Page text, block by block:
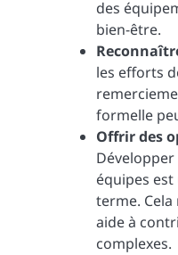
des
bien-être.
les efforts
formelle
Offrir des
équipes
terme.
aide à
complexes.